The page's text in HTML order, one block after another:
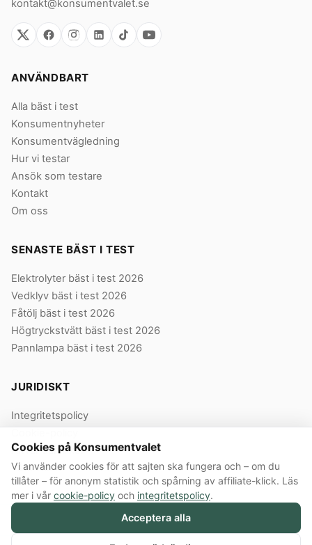
kontakt@konsumentvalet.se
ANVÄNDBART
Alla bäst i test
Konsumentnyheter
Konsumentvägledning
Hur vi testar
Ansök som testare
Kontakt
Om oss
SENASTE BÄST I TEST
Elektrolyter bäst i test 2026
Vedklyv bäst i test 2026
Fåtölj bäst i test 2026
Högtryckstvätt bäst i test 2026
Pannlampa bäst i test 2026
JURIDISKT
Integritetspolicy
Användarvillkor
Våra villkor
© 2026 Konsumentvalet Sverige AB · Org.nr 559474-8914 · Bergendorffsgatan
8 E, 652 16 Karlstad
Cookies på Konsumentvalet
Vi använder cookies för att sajten ska fungera och – om du
tillåter – för anonym statistik och spårning av affiliate-klick. Läs
mer i vår cookie-policy och integritetspolicy.
Acceptera alla